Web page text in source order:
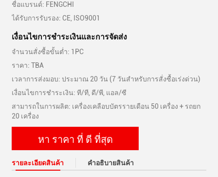
ชื่อแบรนด์: FENGCHI
ได้รับการรับรอง: CE, ISO9001
เงื่อนไขการชําระเงินและการจัดส่ง
จำนวนสั่งซื้อขั้นต่ำ: 1PC
ราคา: TBA
เวลาการส่งมอบ: ประมาณ 20 วัน (7 วันสำหรับการสั่งซื้อเร่งด่วน)
เงื่อนไขการชำระเงิน: ที/ที, ดี/พี, แอล/ซี
สามารถในการผลิต: เครื่องเคลือบบัตรรายเดือน 50 เครื่อง + รถยก
20 เครื่อง
หา ราคา ที่ ดี ที่สุด
รายละเอียดสินค้า คําอธิบายสินค้า